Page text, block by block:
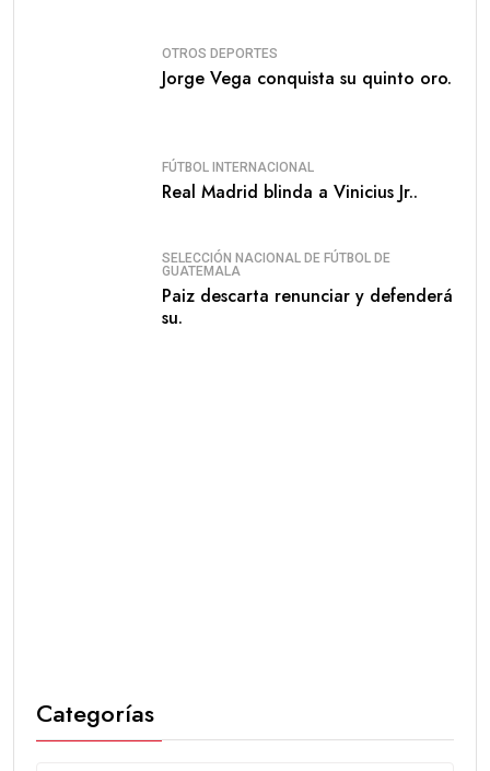
OTROS DEPORTES
Jorge Vega conquista su quinto oro.
FÚTBOL INTERNACIONAL
Real Madrid blinda a Vinicius Jr..
SELECCIÓN NACIONAL DE FÚTBOL DE
GUATEMALA
Paiz descarta renunciar y defenderá
su.
Categorías